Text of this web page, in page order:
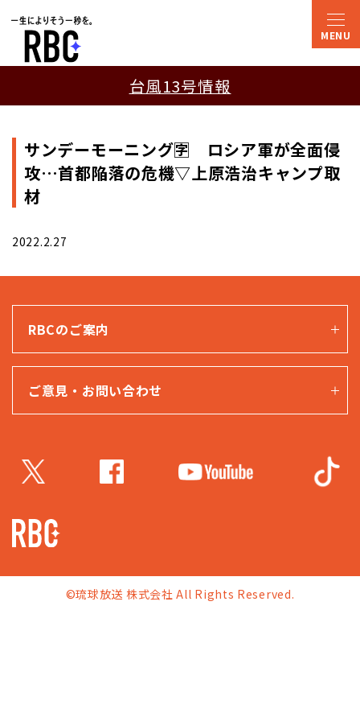
台風13号情報
サンデーモーニング🈑 ロシア軍が全面侵
攻…首都陥落の危機▽上原浩治キャンプ取
材
2022.2.27
RBCのご案内
ご意見・お問い合わせ
©琉球放送 株式会社 All Rights Reserved.